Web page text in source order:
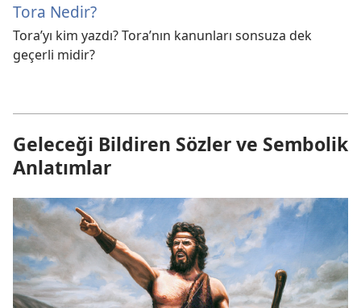
Tora Nedir?
Tora’yı kim yazdı? Tora’nın kanunları sonsuza dek
geçerli midir?
Geleceği Bildiren Sözler ve Sembolik
Anlatımlar